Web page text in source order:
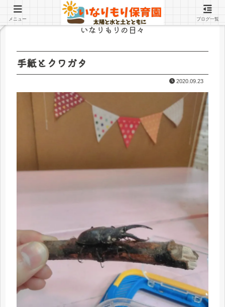
いなりもりの日々
手紙とクワガタ
2020.09.23
メニュー ブログ一覧